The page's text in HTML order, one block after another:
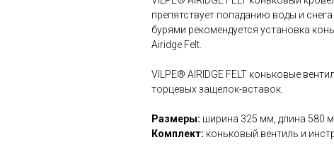
препятствует попаданию воды и
бурями рекомендуется установка
Airidge Felt.
VILPE® AIRIDGE FELT коньковые
торцевых защелок-вставок.
Размеры: ширина 325 мм, длина 580
Комплект: коньковый вентиль и